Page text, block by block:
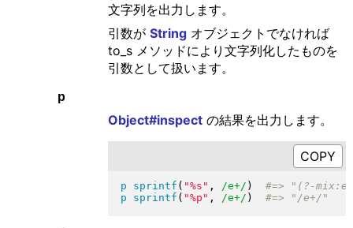
文字列を出力します。
引数が Stringオブジェクトでなければ
to_s メソッドにより文字列化したものを
引数として扱います。
p
Object#inspectの結果を出力します。
p sprintf ( "%s " , /e+/ )
p
sprintf ( "%p " , /e+/ )